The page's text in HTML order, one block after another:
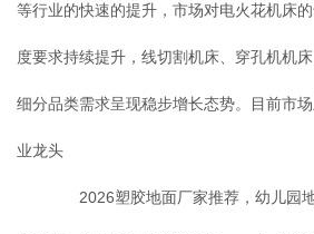
等行业的快速的提升，市场对电火花机床
度要求持续提升，线切割机床、穿孔机机
细分品类需求呈现稳步增长态势。目前市
业龙头
2026塑胶地面厂家推荐，幼儿园